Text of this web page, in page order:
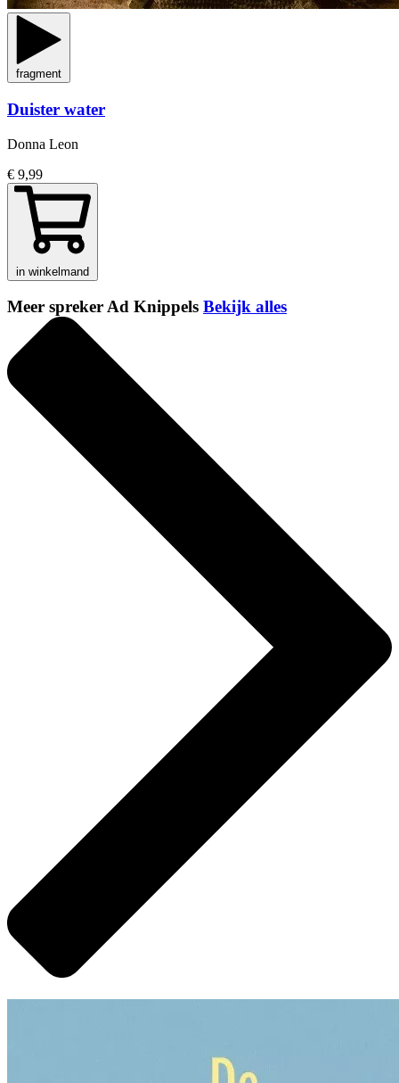
fragment
Duister water
Donna Leon
€ 9,99
in winkelmand
Meer spreker Ad Knippels Bekijk alles